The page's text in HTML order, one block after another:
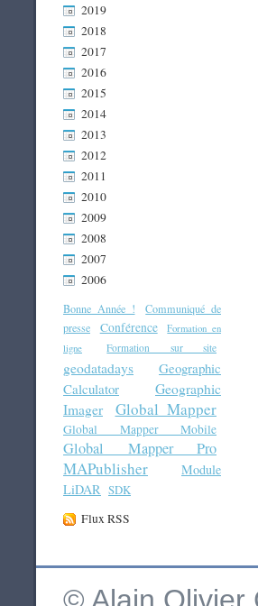
2019
2018
2017
2016
2015
2014
2013
2012
2011
2010
2009
2008
2007
2006
Bonne Année !
Communiqué de
presse
Conférence
Formation en
ligne
Formation sur site
geodatadays
Geographic
Calculator
Geographic
Imager
Global Mapper
Global Mapper Mobile
Global Mapper Pro
MAPublisher
Module
LiDAR SDK
Flux RSS